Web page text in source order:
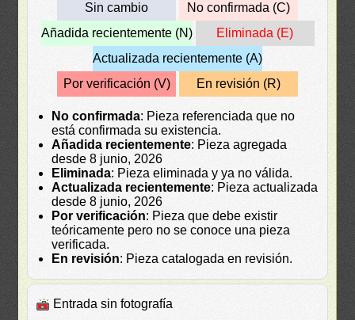
Sin cambio
No confirmada (C)
Añadida recientemente (N)
Eliminada (E)
Actualizada recientemente (A)
Por verificación (V)
En revisión (R)
No confirmada: Pieza referenciada que no
está confirmada su existencia.
Añadida recientemente: Pieza agregada
desde 8 junio, 2026
Eliminada: Pieza eliminada y ya no válida.
Actualizada recientemente: Pieza actualizada
desde 8 junio, 2026
Por verificación: Pieza que debe existir
teóricamente pero no se conoce una pieza
verificada.
En revisión: Pieza catalogada en revisión.
Entrada sin fotografía